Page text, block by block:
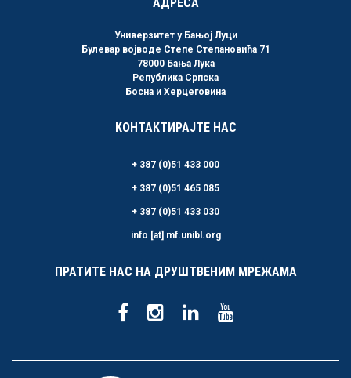
Универзитет у Бањој Луци
Булевар војводе Степе Степановића 71
78000 Бања Лука
Република Српска
Босна и Херцеговина
КОНТАКТИРАЈТЕ НАС
+ 387 (0)51 433 000
+ 387 (0)51 465 085
+ 387 (0)51 433 030
info [at] mf.unibl.org
ПРАТИТЕ НАС НА ДРУШТВЕНИМ МРЕЖАМА